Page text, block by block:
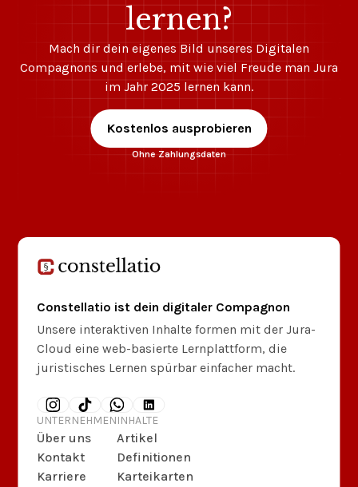
lernen?
Mach dir dein eigenes Bild unseres Digitalen
Compagnons und erlebe, mit wie viel Freude man Jura
im Jahr 2025 lernen kann.
Kostenlos ausprobieren
Ohne Zahlungsdaten
Constellatio ist dein digitaler Compagnon
Unsere interaktiven Inhalte formen mit der Jura-
Cloud eine web-basierte Lernplattform, die
juristisches Lernen spürbar einfacher macht.
UNTERNEHMEN
Über uns
Kontakt
Karriere
INHALTE
Artikel
Definitionen
Karteikarten